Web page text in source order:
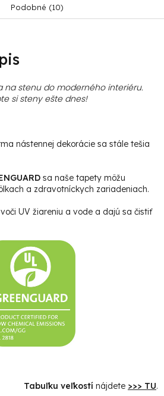
Podobné (10)
na stenu do moderného interiéru.
si steny ešte dnes!
nástennej dekorácie sa stále tešia
sa naše tapety môžu
a zdravotníckych zariadeniach.
UV žiareniu a vode a dajú sa čistiť
Tabuľku veľkostí nájdete >>> TU.